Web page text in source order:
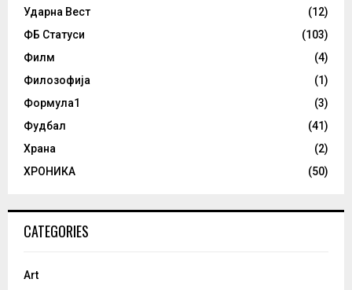
Ударна Вест
(12)
ФБ Статуси
(103)
Филм
(4)
Филозофија
(1)
Формула1
(3)
Фудбал
(41)
Храна
(2)
ХРОНИКА
(50)
CATEGORIES
Art